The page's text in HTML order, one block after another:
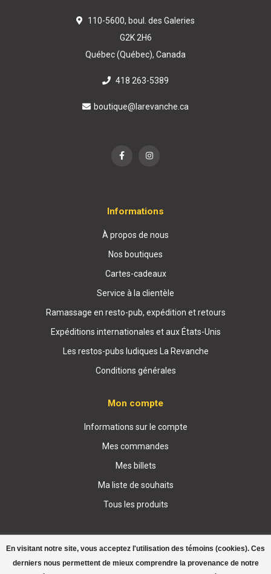
En visitant notre site, vous acceptez l'utilisation des témoins (cookies). Ces
derniers nous permettent de mieux comprendre la provenance de notre
110-5600, boul. des Galeries
G2K 2H6
Québec (Québec), Canada
418 263-5389
boutique@larevanche.ca
Informations
À propos de nous
Nos boutiques
Cartes-cadeaux
Service à la clientèle
Ramassage en resto-pub, expédition et retours
Expéditions internationales et aux États-Unis
Les restos-pubs ludiques La Revanche
Conditions générales
Mon compte
Informations sur le compte
Mes commandes
Mes billets
Ma liste de souhaits
Tous les produits